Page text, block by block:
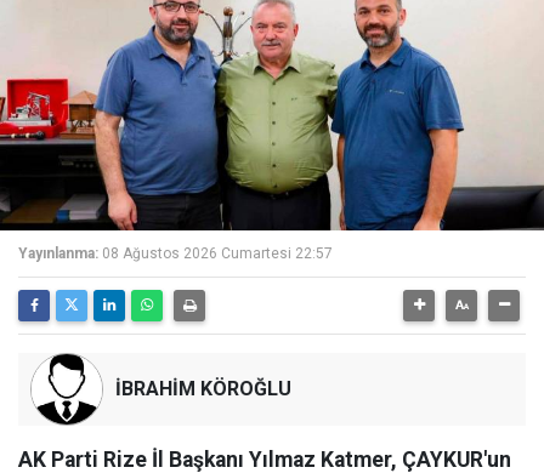
Yayınlanma: 08 Ağustos 2026 Cumartesi 22:57
İBRAHİM KÖROĞLU
AK Parti Rize İl Başkanı Yılmaz Katmer, ÇAYKUR'un